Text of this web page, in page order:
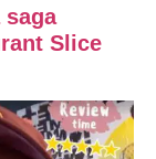
Slice